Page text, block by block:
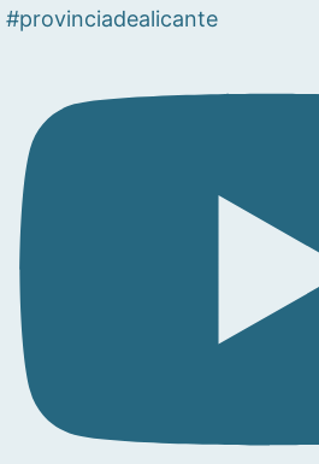
#provinciadealicante